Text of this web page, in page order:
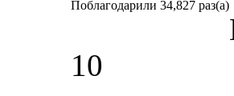
Поблагодарили 34,827 раз(а)
10